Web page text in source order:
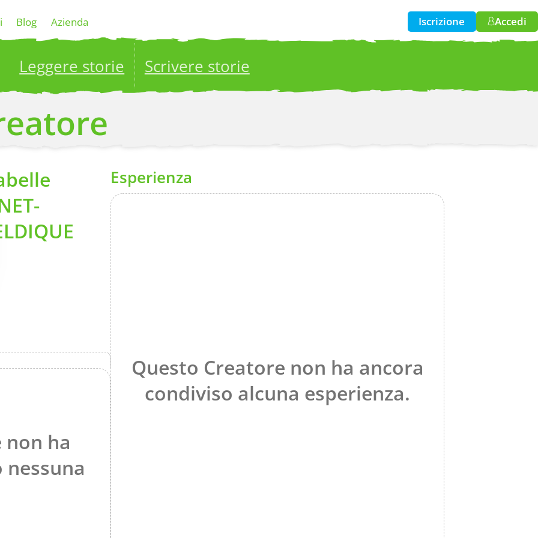
Blog Azienda Iscrizione Accedi
Leggere storie Scrivere storie
non ha
Esperienza
Questo Creatore non ha ancora
condiviso alcuna esperienza.